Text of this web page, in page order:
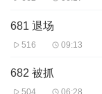
681 退场
516 09:13
682 被抓
504 06:28